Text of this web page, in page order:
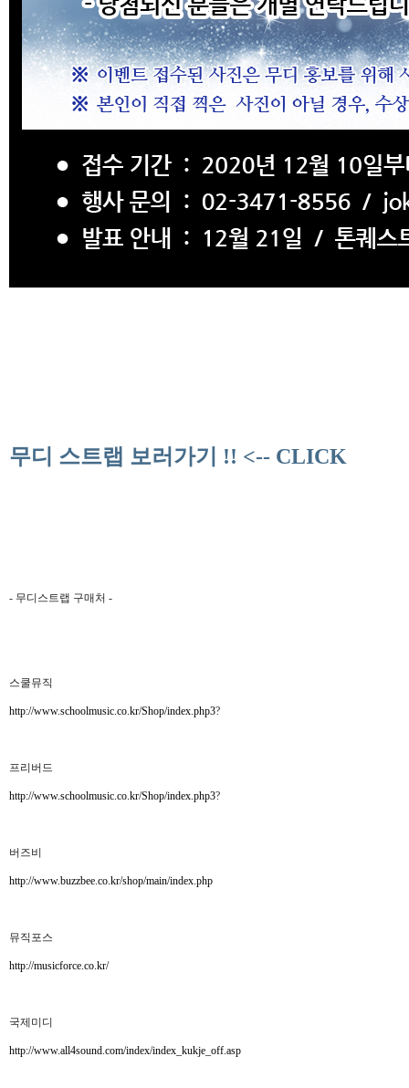
무디 스트랩 보러가기 !! <-- CLICK
- 무디스트랩 구매처 -
스쿨뮤직
http://www.schoolmusic.co.kr/Shop/index.php3?
프리버드
http://www.schoolmusic.co.kr/Shop/index.php3?
버즈비
http://www.buzzbee.co.kr/shop/main/index.php
뮤직포스
http://musicforce.co.kr/
국제미디
http://www.all4sound.com/index/index_kukje_off.asp